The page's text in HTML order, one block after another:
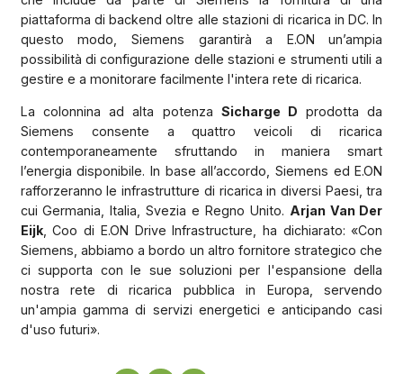
piattaforma di backend oltre alle stazioni di ricarica in DC. In
questo modo, Siemens garantirà a E.ON un’ampia
possibilità di configurazione delle stazioni e strumenti utili a
gestire e a monitorare facilmente l'intera rete di ricarica.
La colonnina ad alta potenza Sicharge D prodotta da
Siemens consente a quattro veicoli di ricarica
contemporaneamente sfruttando in maniera smart
l’energia disponibile. In base all’accordo, Siemens ed E.ON
rafforzeranno le infrastrutture di ricarica in diversi Paesi, tra
cui Germania, Italia, Svezia e Regno Unito. Arjan Van Der
Eijk, Coo di E.ON Drive Infrastructure, ha dichiarato: «Con
Siemens, abbiamo a bordo un altro fornitore strategico che
ci supporta con le sue soluzioni per l'espansione della
nostra rete di ricarica pubblica in Europa, servendo
un'ampia gamma di servizi energetici e anticipando casi
d'uso futuri».